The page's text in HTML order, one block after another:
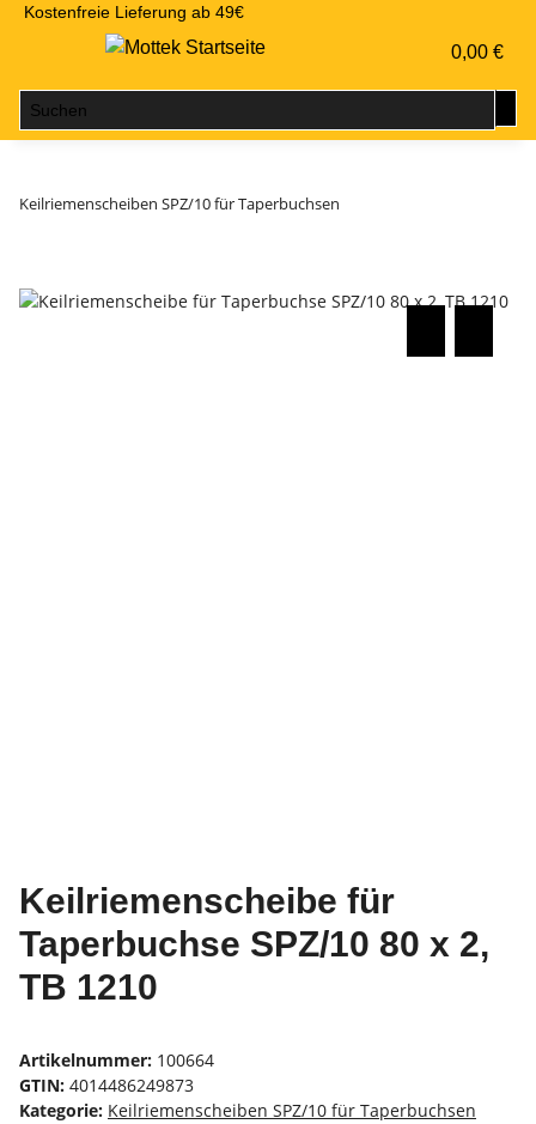
Kostenfreie Lieferung ab 49€
0,00 €
Keilriemenscheiben SPZ/10 für Taperbuchsen
Keilriemenscheibe für
Taperbuchse SPZ/10 80 x 2,
TB 1210
Artikelnummer: 100664
GTIN: 4014486249873
Kategorie: Keilriemenscheiben SPZ/10 für Taperbuchsen